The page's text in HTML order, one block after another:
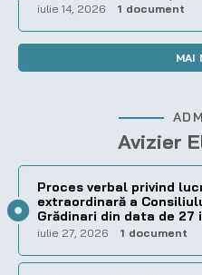
iulie 14, 2026 1 document
MAI
Avizier
Proces verbal privind
extraordinară a
Grădinari din data de 27
iulie 27, 2026 1 document